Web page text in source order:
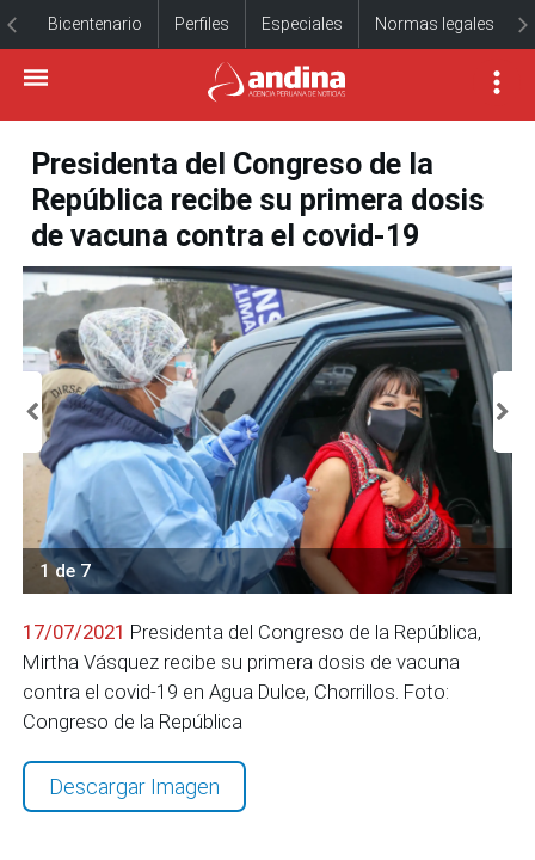
Bicentenario Perfiles Especiales Normas legales
Presidenta del Congreso de la
República recibe su primera dosis
de vacuna contra el covid-19
1 de 7
17/07/2021 Presidenta del Congreso de la República,
Mirtha Vásquez recibe su primera dosis de vacuna
contra el covid-19 en Agua Dulce, Chorrillos. Foto:
Congreso de la República
Descargar Imagen